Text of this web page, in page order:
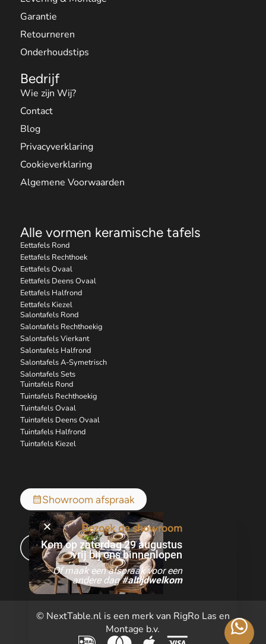
Garantie
Retourneren
Onderhoudstips
Bedrijf
Wie zijn Wij?
Contact
Blog
Privacyverklaring
Cookieverklaring
Algemene Voorwaarden
Alle vormen keramische tafels
Eettafels Rond
Eettafels Rechthoek
Eettafels Ovaal
Eettafels Deens Ovaal
Eettafels Halfrond
Eettafels Kiezel
Salontafels Rond
Salontafels Rechthoekig
Salontafels Vierkant
Salontafels Halfrond
Salontafels A-Symetrisch
Salontafels Sets
Tuintafels Rond
Tuintafels Rechthoekig
Tuintafels Ovaal
Tuintafels Deens Ovaal
Tuintafels Halfrond
Tuintafels Kiezel
Showroom afspraak
© NextTable.nl is een merk van RigRo Las en
Montage b.v.
Bezoek de showroom
Kom op zaterdag 29 augustus
vrij bij ons binnenlopen
Of maak een afspraak voor een
andere dag#altijdwelkom